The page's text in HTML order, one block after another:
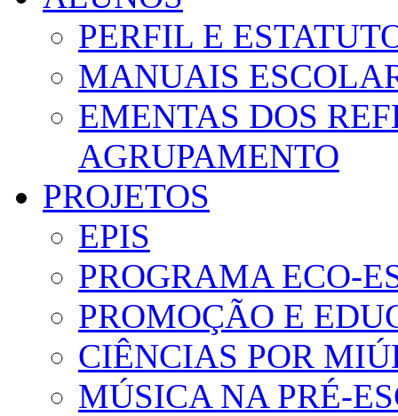
PERFIL E
MANUAIS
EMENTAS DOS
AGRUPAMENTO
PROJETOS
EPIS
PROGRAMA ECO-
PROMOÇÃO E
CIÊNCIAS POR
MÚSICA NA PRÉ-